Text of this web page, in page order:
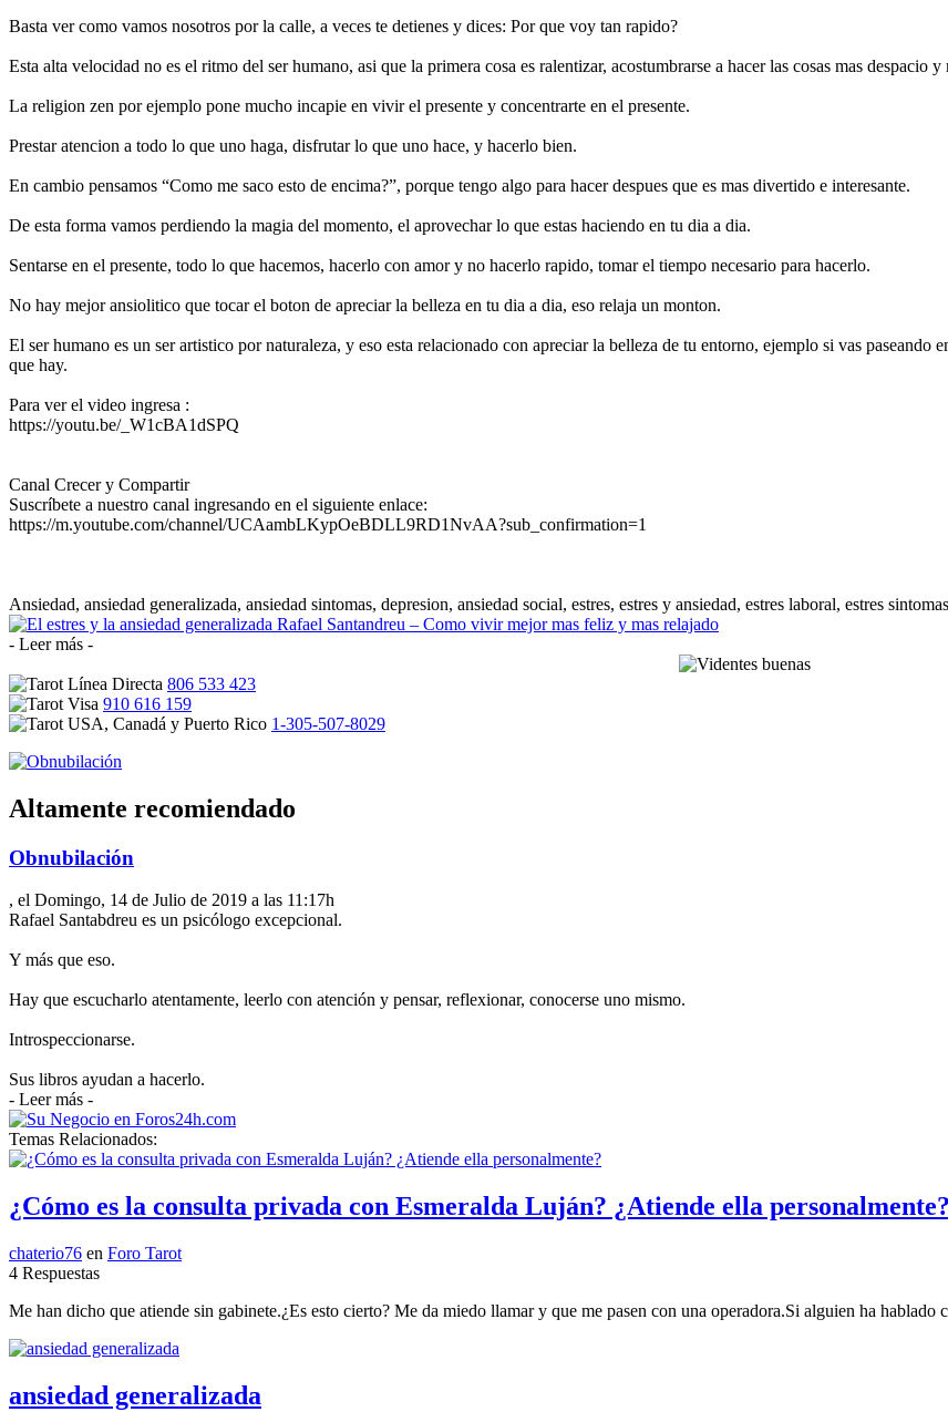
Basta ver como vamos nosotros por la calle, a veces te detienes y dices: Por que voy tan rapido?
Esta alta velocidad no es el ritmo del ser humano, asi que la primera cosa es ralentizar, acostumbrarse a hacer las cosas mas despacio y
La religion zen por ejemplo pone mucho incapie en vivir el presente y concentrarte en el presente.
Prestar atencion a todo lo que uno haga, disfrutar lo que uno hace, y hacerlo bien.
En cambio pensamos “Como me saco esto de encima?”, porque tengo algo para hacer despues que es mas divertido e interesante.
De esta forma vamos perdiendo la magia del momento, el aprovechar lo que estas haciendo en tu dia a dia.
Sentarse en el presente, todo lo que hacemos, hacerlo con amor y no hacerlo rapido, tomar el tiempo necesario para hacerlo.
No hay mejor ansiolitico que tocar el boton de apreciar la belleza en tu dia a dia, eso relaja un monton.
El ser humano es un ser artistico por naturaleza, y eso esta relacionado con apreciar la belleza de tu entorno, ejemplo si vas paseando
que hay.
Para ver el video ingresa :
https://youtu.be/_W1cBA1dSPQ
Canal Crecer y Compartir
Suscríbete a nuestro canal ingresando en el siguiente enlace:
https://m.youtube.com/channel/UCAambLKypOeBDLL9RD1NvAA?sub_confirmation=1
Ansiedad, ansiedad generalizada, ansiedad sintomas, depresion, ansiedad social, estres, estres y ansiedad, estres laboral, estres
- Leer más -
806 533 423
910 616 159
1-305-507-8029
Altamente recomiendado
Obnubilación
, el Domingo, 14 de Julio de 2019 a las 11:17h
Rafael Santabdreu es un psicólogo excepcional.
Y más que eso.
Hay que escucharlo atentamente, leerlo con atención y pensar, reflexionar, conocerse uno mismo.
Introspeccionarse.
Sus libros ayudan a hacerlo.
- Leer más -
Temas Relacionados:
¿Cómo es la consulta privada con Esmeralda Luján? ¿Atiende ella personalmente?
chaterio76 en Foro Tarot
4 Respuestas
Me han dicho que atiende sin gabinete.¿Es esto cierto? Me da miedo llamar y que me pasen con una operadora.Si alguien ha hablado
ansiedad generalizada